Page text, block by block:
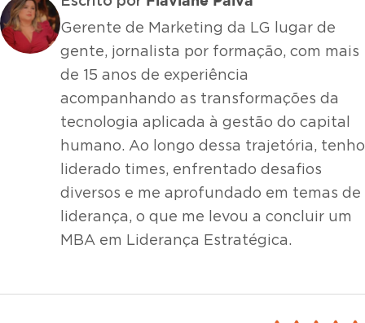
Gerente de Marketing da LG lugar de
gente, jornalista por formação, com mais
de 15 anos de experiência
acompanhando as transformações da
tecnologia aplicada à gestão do capital
humano. Ao longo dessa trajetória, tenho
liderado times, enfrentado desafios
diversos e me aprofundado em temas de
liderança, o que me levou a concluir um
MBA em Liderança Estratégica.